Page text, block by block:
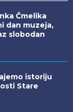
Čmelika
dan muzeja,
slobodan
istoriju
Stare